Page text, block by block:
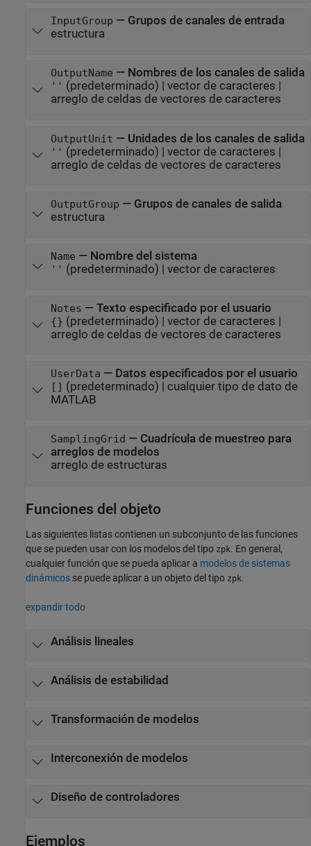
InputGroup — Grupos de canales de entrada
estructura
OutputName — Nombres de los canales de salida
'' (predeterminado) | vector de caracteres
arreglo de celdas de vectores de caracteres
OutputUnit — Unidades de los canales de salida
'' (predeterminado) | vector de caracteres |
arreglo de celdas de vectores de caracteres
OutputGroup — Grupos de canales de salida
estructura
Name — Nombre del sistema
'' (predeterminado) | vector de caracteres
Notes — Texto especificado por el usuario
{} (predeterminado) | vector de caracteres |
arreglo de celdas de vectores de caracteres
UserData — Datos especificados por el usuario
[] (predeterminado) | cualquier tipo de dato de
MATLAB
SamplingGrid — Cuadrícula de muestreo para
arreglos de modelos
arreglo de estructuras
Funciones del objeto
Las siguientes listas contienen un subconjunto de las funciones
que se pueden usar con los modelos del tipo zpk. En general,
cualquier función que se pueda aplicar a modelos de sistemas
dinámicos se puede aplicar a un objeto del tipo zpk.
expandir todo
Análisis lineales
Análisis de estabilidad
Transformación de modelos
Interconexión de modelos
Diseño de controladores
Ejemplos